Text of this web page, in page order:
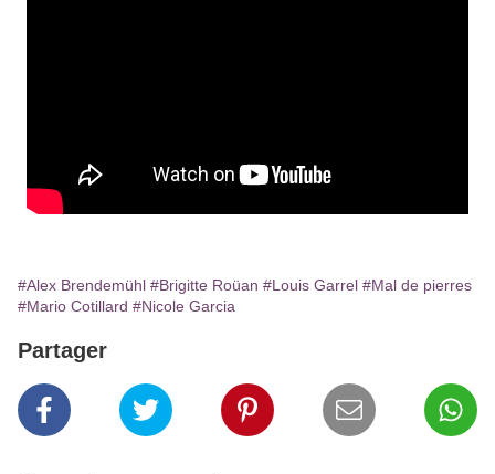
#Alex Brendemühl #Brigitte Roüan #Louis Garrel #Mal de pierres
#Mario Cotillard #Nicole Garcia
Partager